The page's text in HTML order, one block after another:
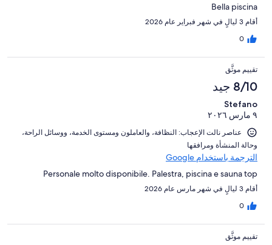
Bella piscina
أقام 3 ليالٍ في شهر فبراير عام 2026
0
تقييم موثَّق
8/10 جيد
Stefano
٩ مارس ٢٠٢٦
عناصر نالت الإعجاب: ⁦النظافة⁩، و⁦العاملون ومستوى الخدمة⁩، و⁦وسائل الراحة⁩،
و⁦حالة المنشأة ومرافقها⁩
الترجمة باستخدام Google
Personale molto disponibile. Palestra, piscina e sauna top
أقام 3 ليالٍ في شهر مارس عام 2026
0
تقييم موثَّق